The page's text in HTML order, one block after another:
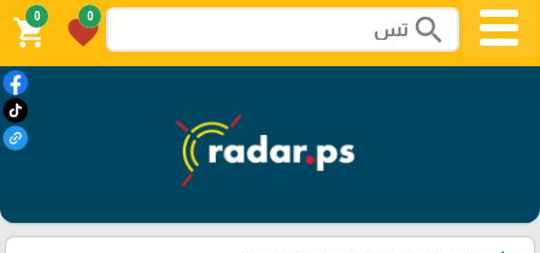
search
0
favorite
0
shopping_cart